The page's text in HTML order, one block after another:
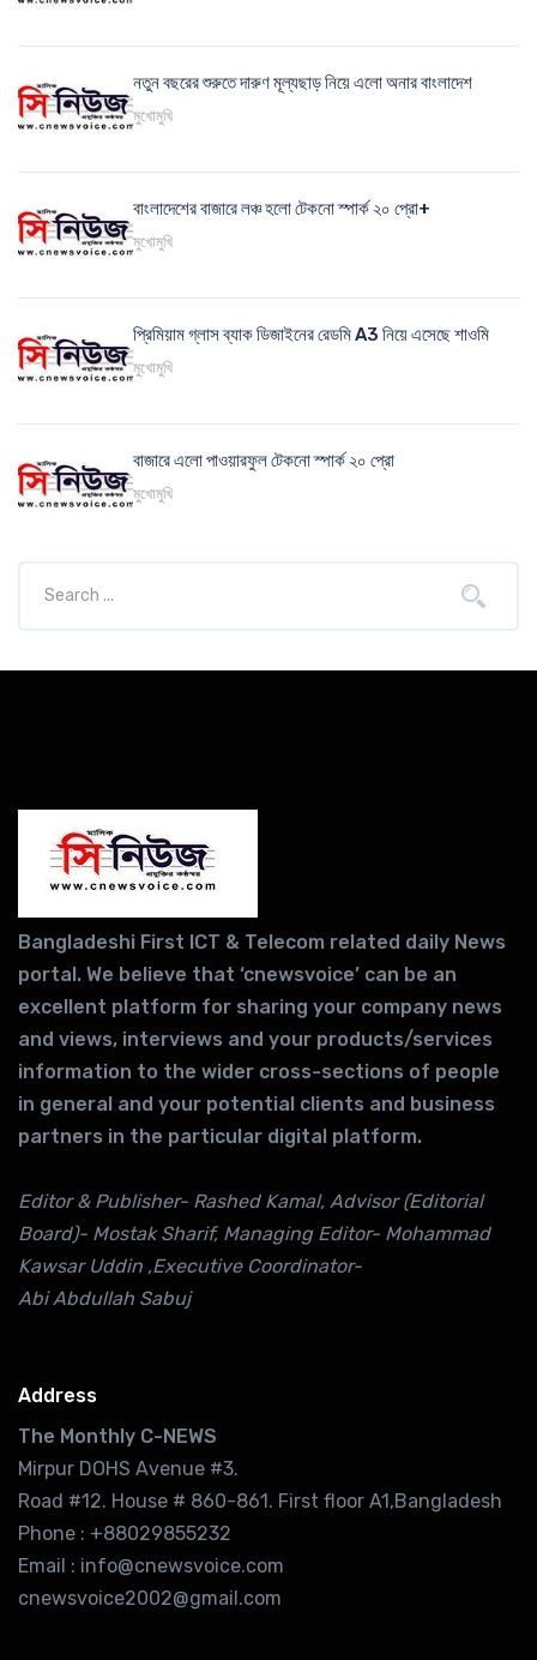
নতুন বছরের শুরুতে দারুণ মূল্যছাড় নিয়ে এলো অনার বাংলাদেশ
মুখোমুখি
বাংলাদেশের বাজারে লঞ্চ হলো টেকনো স্পার্ক ২০ প্রো+
মুখোমুখি
প্রিমিয়াম গ্লাস ব্যাক ডিজাইনের রেডমি A3 নিয়ে এসেছে শাওমি
মুখোমুখি
বাজারে এলো পাওয়ারফুল টেকনো স্পার্ক ২০ প্রো
মুখোমুখি
Bangladeshi First ICT & Telecom related daily News
portal. We believe that ‘cnewsvoice’ can be an
excellent platform for sharing your company news
and views, interviews and your products/services
information to the wider cross-sections of people
in general and your potential clients and business
partners in the particular digital platform.
Editor & Publisher- Rashed Kamal, Advisor (Editorial
Board)- Mostak Sharif, Managing Editor- Mohammad
Kawsar Uddin ,Executive Coordinator-
Abi Abdullah Sabuj
Address
The Monthly C-NEWS
Mirpur DOHS Avenue #3.
Road #12. House # 860-861. First floor A1,Bangladesh
Phone : +88029855232
Email : info@cnewsvoice.com
cnewsvoice2002@gmail.com